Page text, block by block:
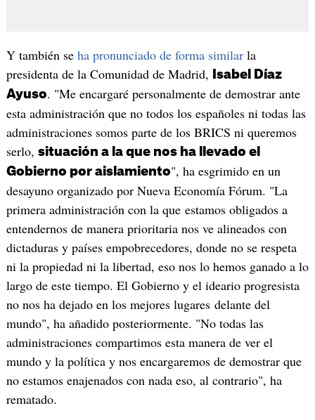
Y también se ha pronunciado de forma similarla
presidenta de la Comunidad de Madrid,
Isabel Díaz
Ayuso. "Me encargaré personalmente de demostrar ante
esta administración que no todos los españoles ni todas las
administraciones somos parte de los BRICS ni queremos
serlo, situación a la que nos ha llevado el
Gobierno por aislamiento", ha esgrimido en un
desayuno organizado por Nueva Economía Fórum. "La
primera administración con la que estamos obligados a
entendernos de manera prioritaria nos ve alineados con
dictaduras y países empobrecedores, donde no se respeta
ni la propiedad ni la libertad, eso nos lo hemos ganado a lo
largo de este tiempo. El Gobierno y el ideario progresista
no nos ha dejado en los mejores lugares delante del
mundo", ha añadido posteriormente. "No todas las
administraciones compartimos esta manera de ver el
mundo y la política y nos encargaremos de demostrar que
no estamos enajenados con nada eso, al contrario", ha
rematado.